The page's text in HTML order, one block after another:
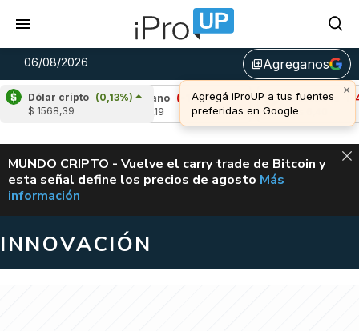
06/08/2026 library_addAgreganos
×
Agregá iProUP a tus fuentes
preferidas en Google
Dólar cripto (0,13%)
$ 1568,39
Cardano
(-1,61%)
Avalanche (-
u$s 6,40
ALERTA
MUNDO CRIPTO - Vuelve el carry trade de Bitcoin y
esta señal define los precios de agosto VUELVE EL
Más
información
INNOVACIÓN